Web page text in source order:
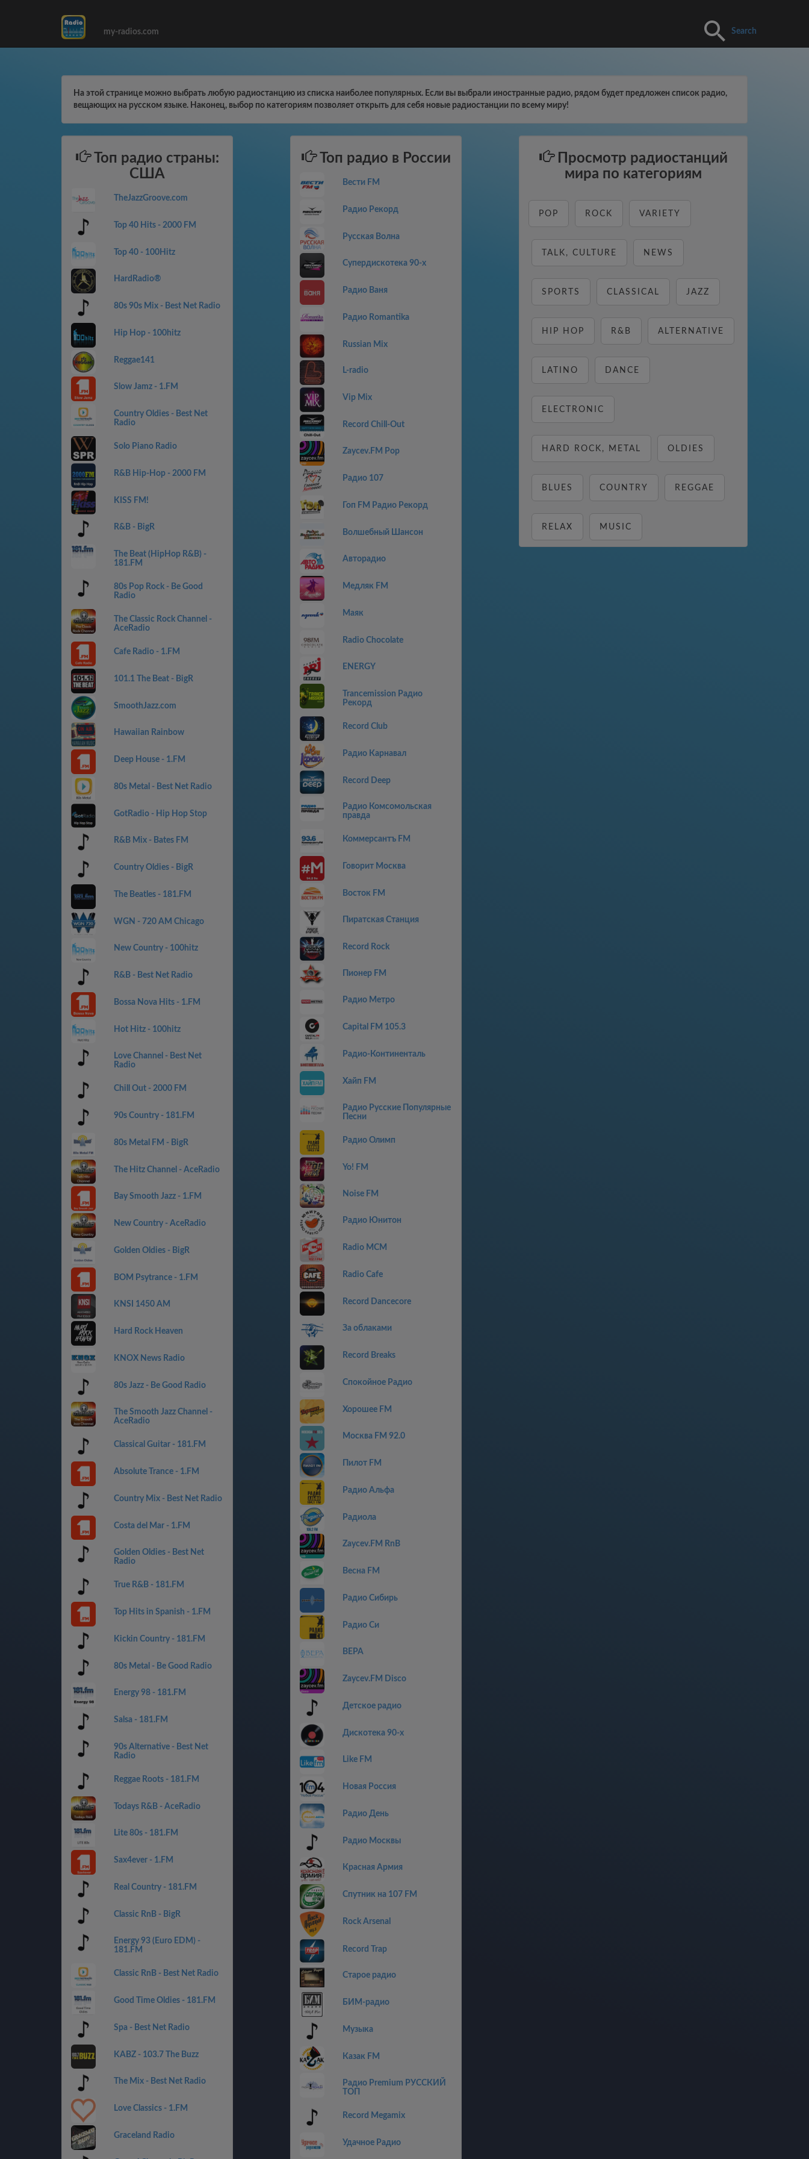
my-radios.com Search
На этой странице можно выбрать любую радиостанцию из списка наиболее популярных. Если вы выбрали иностранные радио, рядом будет предложен список радио,
вещающих на русском языке. Наконец, выбор по категориям позволяет открыть для себя новые радиостанции по всему миру!
Топ радио страны:
США
TheJazzGroove.com
Top 40 Hits - 2000 FM
Top 40 - 100Hitz
HardRadio®
80s 90s Mix - Best Net Radio
Hip Hop - 100hitz
Reggae141
Slow Jamz - 1.FM
Country Oldies - Best Net
Radio
Solo Piano Radio
R&B Hip-Hop - 2000 FM
KISS FM!
R&B - BigR
The Beat (HipHop R&B) -
181.FM
80s Pop Rock - Be Good
Radio
The Classic Rock Channel -
AceRadio
Cafe Radio - 1.FM
101.1 The Beat - BigR
SmoothJazz.com
Hawaiian Rainbow
Deep House - 1.FM
80s Metal - Best Net Radio
GotRadio - Hip Hop Stop
R&B Mix - Bates FM
Country Oldies - BigR
The Beatles - 181.FM
WGN - 720 AM Chicago
New Country - 100hitz
R&B - Best Net Radio
Bossa Nova Hits - 1.FM
Hot Hitz - 100hitz
Love Channel - Best Net
Radio
Chill Out - 2000 FM
90s Country - 181.FM
80s Metal FM - BigR
The Hitz Channel - AceRadio
Bay Smooth Jazz - 1.FM
New Country - AceRadio
Golden Oldies - BigR
BOM Psytrance - 1.FM
KNSI 1450 AM
Hard Rock Heaven
KNOX News Radio
80s Jazz - Be Good Radio
The Smooth Jazz Channel -
AceRadio
Classical Guitar - 181.FM
Absolute Trance - 1.FM
Country Mix - Best Net Radio
Costa del Mar - 1.FM
Golden Oldies - Best Net
Radio
True R&B - 181.FM
Top Hits in Spanish - 1.FM
Kickin Country - 181.FM
80s Metal - Be Good Radio
Energy 98 - 181.FM
Salsa - 181.FM
90s Alternative - Best Net
Radio
Reggae Roots - 181.FM
Todays R&B - AceRadio
Lite 80s - 181.FM
Sax4ever - 1.FM
Real Country - 181.FM
Classic RnB - BigR
Energy 93 (Euro EDM) -
181.FM
Classic RnB - Best Net Radio
Good Time Oldies - 181.FM
Spa - Best Net Radio
KABZ - 103.7 The Buzz
The Mix - Best Net Radio
Love Classics - 1.FM
Graceland Radio
Топ радио в России
Вести FM
Радио Рекорд
Русская Волна
Супердискотека 90-х
Радио Ваня
Радио Romantika
Russian Mix
L-radio
Vip Mix
Record Chill-Out
Zaycev.FM Pop
Радио 107
Гоп FM Радио Рекорд
Волшебный Шансон
Авторадио
Медляк FM
Маяк
Radio Chocolate
ENERGY
Trancemission Радио
Рекорд
Record Club
Радио Карнавал
Record Deep
Радио Комсомольская
правда
Коммерсантъ FM
Говорит Москва
Восток FM
Пиратская Станция
Record Rock
Пионер FM
Радио Метро
Capital FM 105.3
Радио-Континенталь
Хайп FM
Радио Русские Популярные
Песни
Радио Олимп
Yo! FM
Noise FM
Радио Юнитон
Radio MCM
Radio Cafe
Record Dancecore
За облаками
Record Breaks
Спокойное Радио
Хорошее FM
Москва FM 92.0
Пилот FM
Радио Альфа
Радиола
Zaycev.FM RnB
Весна FM
Радио Сибирь
Радио Си
ВЕРА
Zaycev.FM Disco
Детское радио
Дискотекa 90-x
Like FM
Новая Россия
Радио День
Радио Москвы
Красная Армия
Спутник на 107 FM
Rock Arsenal
Record Trap
Старое радио
БИМ-радио
Музыка
Казак FM
Радио Premium РУССКИЙ
ТОП
Record Megamix
Удачное Радио
Просмотр радиостанций
мира по категориям
POP ROCK VARIETY
TALK, CULTURE NEWS
SPORTS CLASSICAL JAZZ
HIP HOP R&B ALTERNATIVE
LATINO DANCE
ELECTRONIC
HARD ROCK, METAL OLDIES
BLUES COUNTRY REGGAE
RELAX MUSIC